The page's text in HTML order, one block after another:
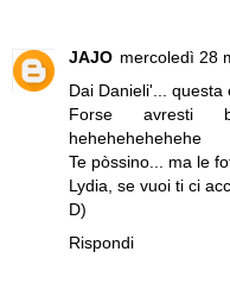
JAJO mercoledì 28
Dai Danieli'... questa
Forse avresti
hehehehehehehe
Te pòssino... ma le
Lydia, se vuoi ti ci
D)
Rispondi